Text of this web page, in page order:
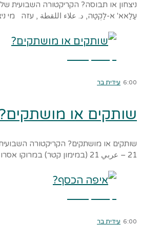
ניצחון או תבוסה? הקריקטורה השבועית
עַלַאא' א-לַקְטַה, د. علاء اللقطة , עזה מי
6:00 עידית בר
שותקים או
שותקים או מושתקים? הקריקטורה
21 – عربي 21 (במימון קטר) במרוקו אסרו השלטונות על
6:00 עידית בר